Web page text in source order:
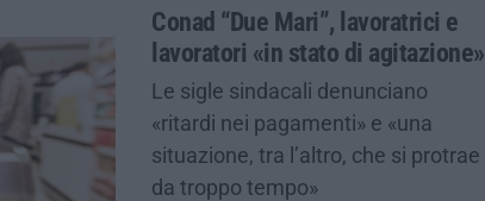
Conad “Due Mari”, lavoratrici e
lavoratori «in stato di agitazione»
Le sigle sindacali denunciano
«ritardi nei pagamenti» e «una
situazione, tra l’altro, che si protrae
da troppo tempo»